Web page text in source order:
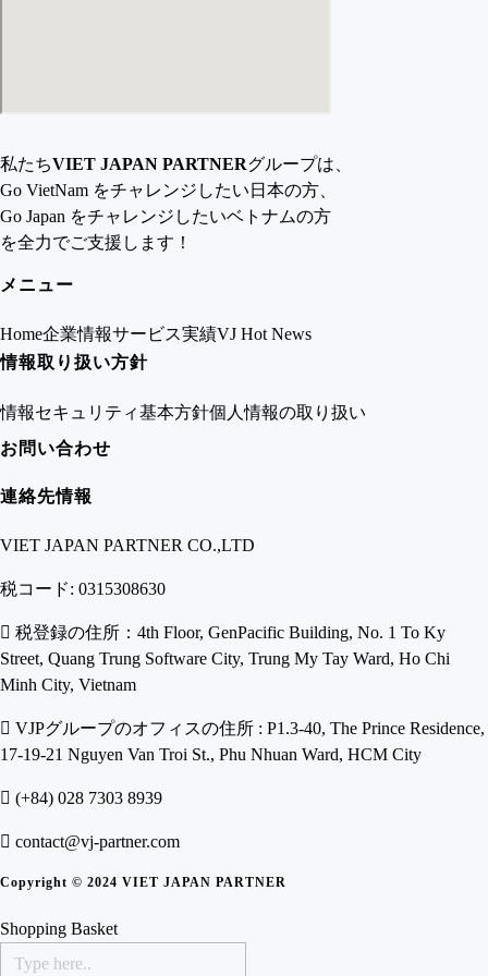
私たちVIET JAPAN PARTNERグループは、
Go VietNam をチャレンジしたい日本の方、
Go Japan をチャレンジしたいベトナムの方
を全力でご支援します！
メニュー
Home企業情報サービス実績VJ Hot News
情報取り扱い方針
情報セキュリティ基本方針個人情報の取り扱い
お問い合わせ
連絡先情報
VIET JAPAN PARTNER CO.,LTD
税コード: 0315308630
税登録の住所：4th Floor, GenPacific Building, No. 1 To Ky
Street, Quang Trung Software City, Trung My Tay Ward, Ho Chi
Minh City, Vietnam
VJPグループのオフィスの住所 : P1.3-40, The Prince Residence,
17-19-21 Nguyen Van Troi St., Phu Nhuan Ward, HCM City
(+84) 028 7303 8939
contact@vj-partner.com
Copyright © 2024 VIET JAPAN PARTNER
Shopping Basket